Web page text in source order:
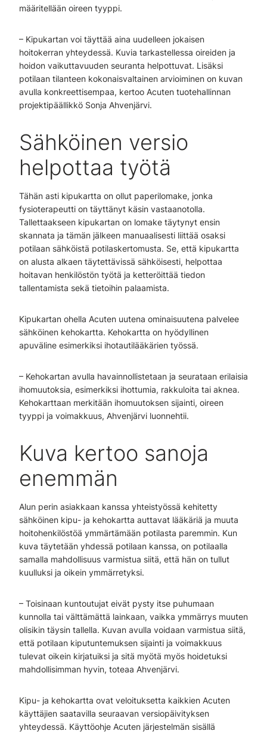
määritellään oireen tyyppi.
– Kipukartan voi täyttää aina uudelleen jokaisen
hoitokerran yhteydessä. Kuvia tarkastellessa oireiden ja
hoidon vaikuttavuuden seuranta helpottuvat. Lisäksi
potilaan tilanteen kokonaisvaltainen arvioiminen on kuvan
avulla konkreettisempaa, kertoo Acuten tuotehallinnan
projektipäällikkö Sonja Ahvenjärvi.
Sähköinen versio
helpottaa työtä
Tähän asti kipukartta on ollut paperilomake, jonka
fysioterapeutti on täyttänyt käsin vastaanotolla.
Tallettaakseen kipukartan on lomake täytynyt ensin
skannata ja tämän jälkeen manuaalisesti liittää osaksi
potilaan sähköistä potilaskertomusta. Se, että kipukartta
on alusta alkaen täytettävissä sähköisesti, helpottaa
hoitavan henkilöstön työtä ja ketteröittää tiedon
tallentamista sekä tietoihin palaamista.
Kipukartan ohella Acuten uutena ominaisuutena palvelee
sähköinen kehokartta. Kehokartta on hyödyllinen
apuväline esimerkiksi ihotautilääkärien työssä.
– Kehokartan avulla havainnollistetaan ja seurataan erilaisia
ihomuutoksia, esimerkiksi ihottumia, rakkuloita tai aknea.
Kehokarttaan merkitään ihomuutoksen sijainti, oireen
tyyppi ja voimakkuus, Ahvenjärvi luonnehtii.
Kuva kertoo sanoja
enemmän
Alun perin asiakkaan kanssa yhteistyössä kehitetty
sähköinen kipu- ja kehokartta auttavat lääkäriä ja muuta
hoitohenkilöstöä ymmärtämään potilasta paremmin. Kun
kuva täytetään yhdessä potilaan kanssa, on potilaalla
samalla mahdollisuus varmistua siitä, että hän on tullut
kuulluksi ja oikein ymmärretyksi.
– Toisinaan kuntoutujat eivät pysty itse puhumaan
kunnolla tai välttämättä lainkaan, vaikka ymmärrys muuten
olisikin täysin tallella. Kuvan avulla voidaan varmistua siitä,
että potilaan kiputuntemuksen sijainti ja voimakkuus
tulevat oikein kirjatuiksi ja sitä myötä myös hoidetuksi
mahdollisimman hyvin, toteaa Ahvenjärvi.
Kipu- ja kehokartta ovat veloituksetta kaikkien Acuten
käyttäjien saatavilla seuraavan versiopäivityksen
yhteydessä. Käyttöohje Acuten järjestelmän sisällä